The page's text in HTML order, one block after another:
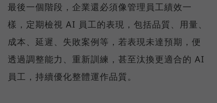
最後一個階段，企業還必須像管理員工績效一
樣，定期檢視 AI 員工的表現，包括品質、用量、
成本、延遲、失敗案例等，若表現未達預期，便
透過調整能力、重新訓練，甚至汰換更適合的 AI
員工，持續優化整體運作品質。